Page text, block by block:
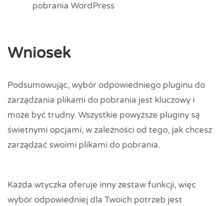
pobrania WordPress
Wniosek
Podsumowując, wybór odpowiedniego pluginu do
zarządzania plikami do pobrania jest kluczowy i
może być trudny. Wszystkie powyższe pluginy są
świetnymi opcjami, w zależności od tego, jak chcesz
zarządzać swoimi plikami do pobrania.
Każda wtyczka oferuje inny zestaw funkcji, więc
wybór odpowiedniej dla Twoich potrzeb jest